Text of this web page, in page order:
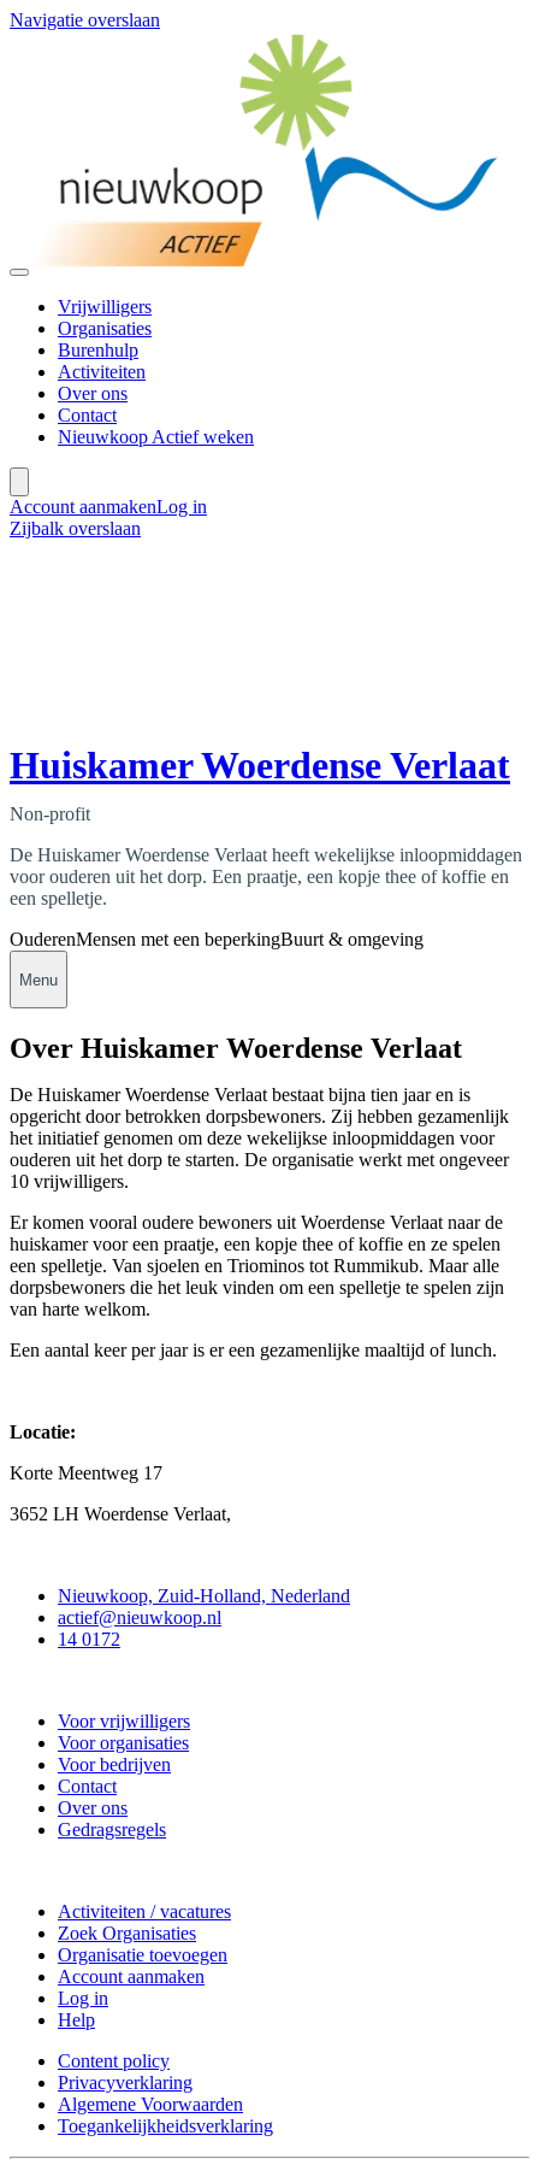
Navigatie overslaan
Vrijwilligers
Organisaties
Burenhulp
Activiteiten
Over ons
Contact
Nieuwkoop Actief weken
Account aanmakenLog in
Zijbalk overslaan
Huiskamer Woerdense Verlaat
Non-profit
De Huiskamer Woerdense Verlaat heeft wekelijkse inloopmiddagen
voor ouderen uit het dorp. Een praatje, een kopje thee of koffie en
een spelletje.
OuderenMensen met een beperkingBuurt & omgeving
Menu
Over Huiskamer Woerdense Verlaat
De Huiskamer Woerdense Verlaat bestaat bijna tien jaar en is
opgericht door betrokken dorpsbewoners. Zij hebben gezamenlijk
het initiatief genomen om deze wekelijkse inloopmiddagen voor
ouderen uit het dorp te starten. De organisatie werkt met ongeveer
10 vrijwilligers.​
​​Er komen vooral oudere bewoners uit Woerdense Verlaat naar de
huiskamer voor een praatje, een kopje thee of koffie en ze spelen
een spelletje. Van sjoelen en Triominos tot Rummikub.​ Maar alle
dorpsbewoners die het leuk vinden om een spelletje te spelen zijn
van harte welkom.
​​Een aantal keer per jaar is er een gezamenlijke maaltijd of lunch. ​​
Locatie:
Korte Meentweg 17
3652 LH Woerdense Verlaat,
Nieuwkoop, Zuid-Holland, Nederland
actief@nieuwkoop.nl
14 0172
Voor vrijwilligers
Voor organisaties
Voor bedrijven
Contact
Over ons
Gedragsregels
Activiteiten / vacatures
Zoek Organisaties
Organisatie toevoegen
Account aanmaken
Log in
Help
Content policy
Privacyverklaring
Algemene Voorwaarden
Toegankelijkheidsverklaring